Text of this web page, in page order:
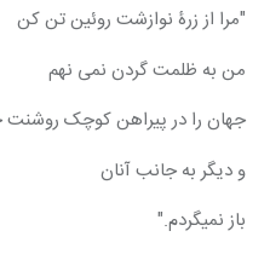
"مرا از زرۀ نوازشت روئین تن کن
من به ظلمت گردن نمی نهم
جهان را در پیراهن کوچک روشنت
و دیگر به جانب آنان
باز نمیگردم."